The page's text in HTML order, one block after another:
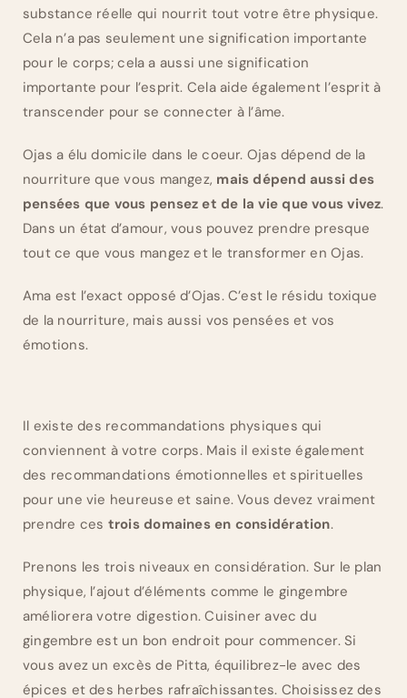
substance réelle qui nourrit tout votre être physique.
Cela n’a pas seulement une signification importante
pour le corps; cela a aussi une signification
importante pour l’esprit. Cela aide également l’esprit à
transcender pour se connecter à l’âme.
Ojas a élu domicile dans le coeur. Ojas dépend de la
nourriture que vous mangez, mais dépend aussi des
pensées que vous pensez et de la vie que vous vivez.
Dans un état d’amour, vous pouvez prendre presque
tout ce que vous mangez et le transformer en Ojas.
Ama est l’exact opposé d’Ojas. C’est le résidu toxique
de la nourriture, mais aussi vos pensées et vos
émotions.
Il existe des recommandations physiques qui
conviennent à votre corps. Mais il existe également
des recommandations émotionnelles et spirituelles
pour une vie heureuse et saine. Vous devez vraiment
prendre ces trois domaines en considération.
Prenons les trois niveaux en considération. Sur le plan
physique, l’ajout d’éléments comme le gingembre
améliorera votre digestion. Cuisiner avec du
gingembre est un bon endroit pour commencer. Si
vous avez un excès de Pitta, équilibrez-le avec des
épices et des herbes rafraîchissantes. Choisissez des